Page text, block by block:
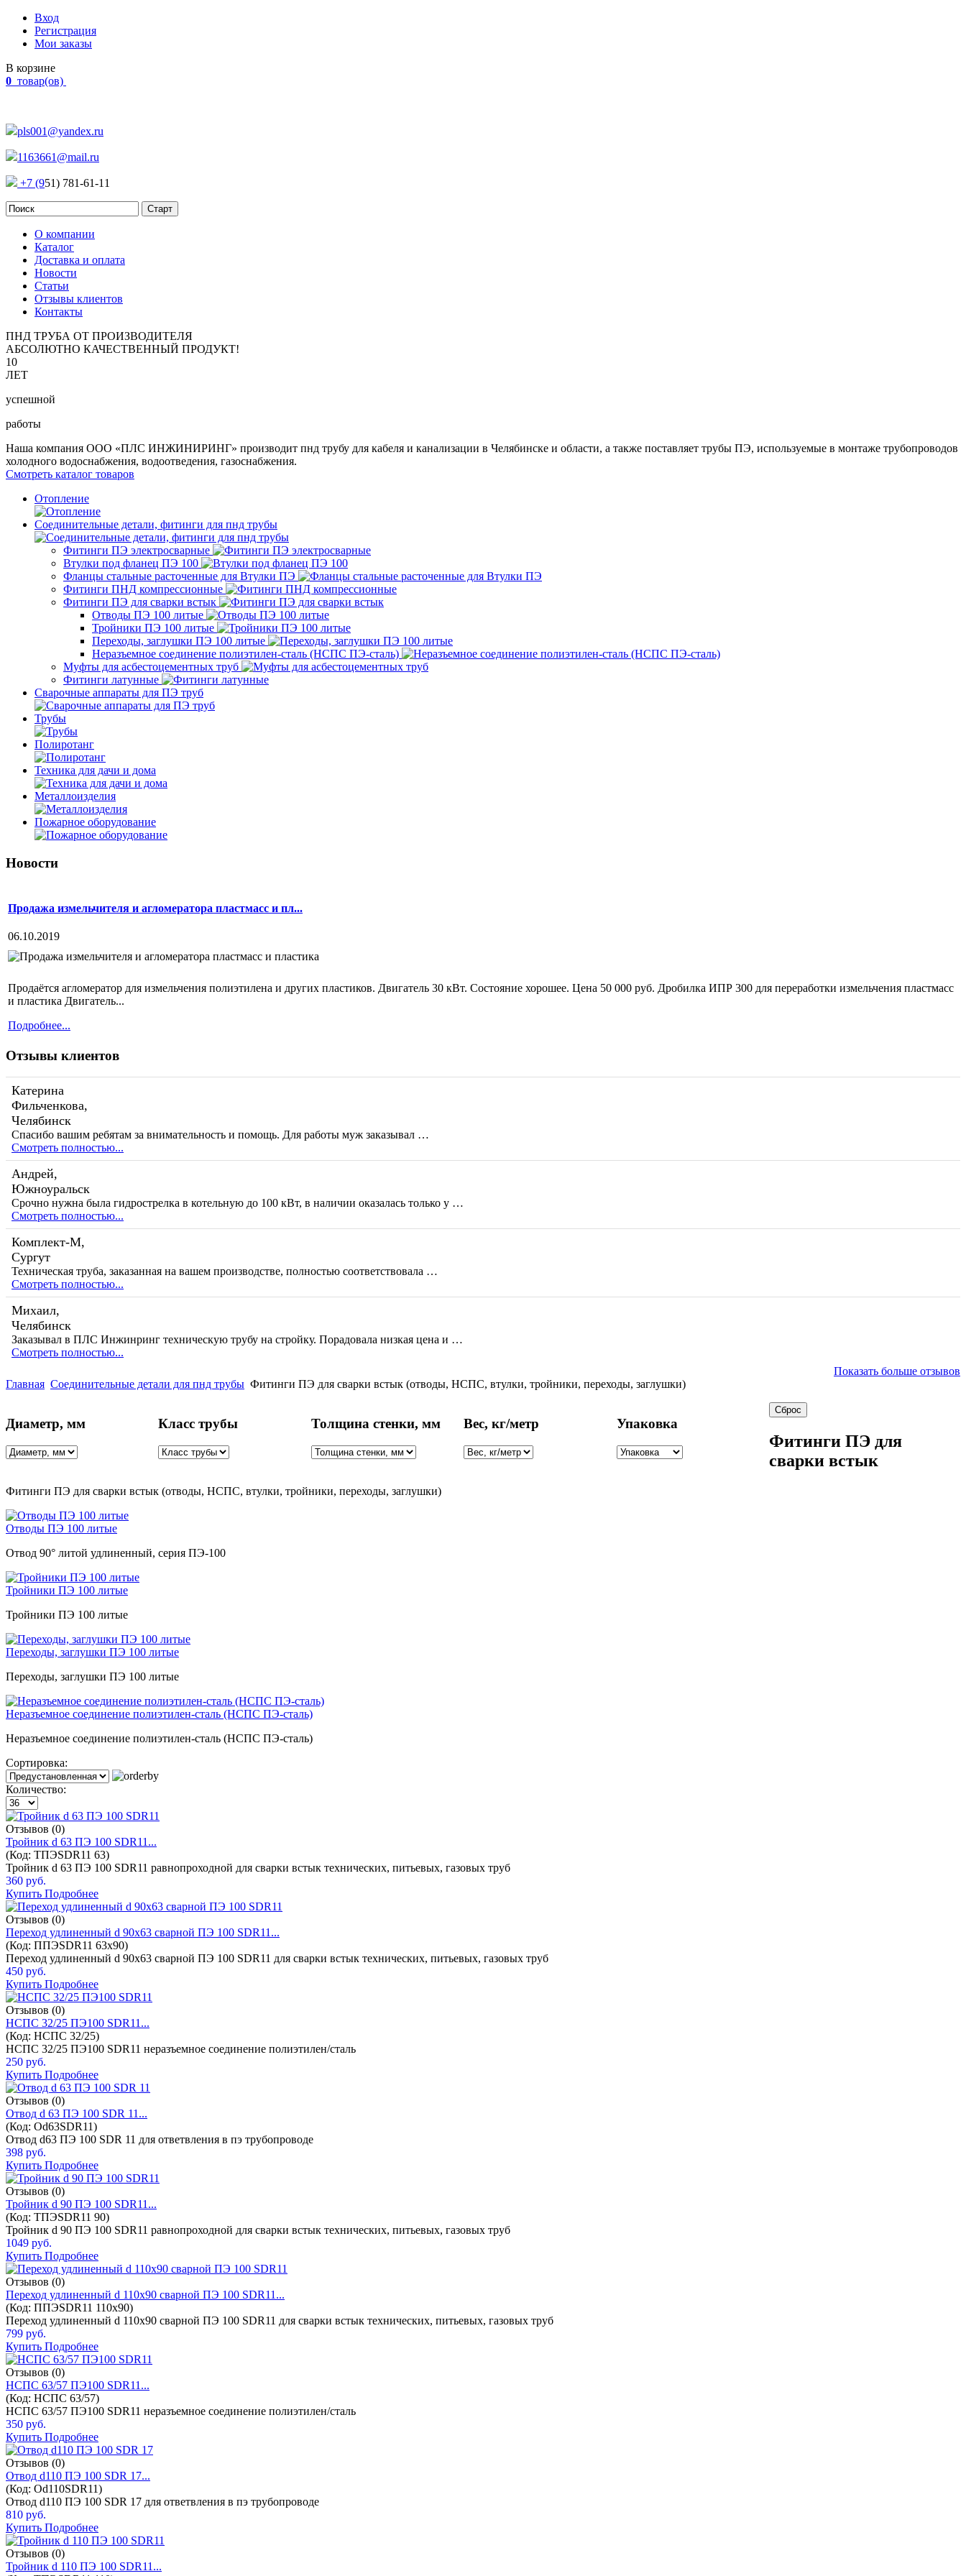
Вход
Регистрация
Мои заказы
В корзине
0 товар(ов)
pls001@yandex.ru
1163661@mail.ru
+7 (951) 781-61-11
О компании
Каталог
Доставка и оплата
Новости
Статьи
Отзывы клиентов
Контакты
ПНД ТРУБА ОТ ПРОИЗВОДИТЕЛЯ
АБСОЛЮТНО КАЧЕСТВЕННЫЙ ПРОДУКТ!
10
ЛЕТ
успешной
работы
Наша компания ООО «ПЛС ИНЖИНИРИНГ» производит пнд трубу для кабеля и канализации в Челябинске и области, а также поставляет трубы ПЭ, используемые в монтаже трубопроводов
холодного водоснабжения, водоотведения, газоснабжения.
Смотреть каталог товаров
Отопление
Соединительные детали, фитинги для пнд трубы
Фитинги ПЭ электросварные
Втулки под фланец ПЭ 100
Фланцы стальные расточенные для Втулки ПЭ
Фитинги ПНД компрессионные
Фитинги ПЭ для сварки встык
Отводы ПЭ 100 литые
Тройники ПЭ 100 литые
Переходы, заглушки ПЭ 100 литые
Неразъемное соединение полиэтилен-сталь (НСПС ПЭ-сталь)
Муфты для асбестоцементных труб
Фитинги латунные
Сварочные аппараты для ПЭ труб
Трубы
Полиротанг
Техника для дачи и дома
Металлоизделия
Пожарное оборудование
Новости
Продажа измельчителя и агломератора пластмасс и пл...
06.10.2019
Продаётся агломератор для измельчения полиэтилена и других пластиков. Двигатель 30 кВт. Состояние хорошее. Цена 50 000 руб. Дробилка ИПР 300 для переработки измельчения пластмасс
и пластика Двигатель...
Подробнее...
Отзывы клиентов
Катерина
Фильченкова,
Челябинск
Спасибо вашим ребятам за внимательность и помощь. Для работы муж заказывал …
Смотреть полностью...
Андрей,
Южноуральск
Срочно нужна была гидрострелка в котельную до 100 кВт, в наличии оказалась только у …
Смотреть полностью...
Комплект-М,
Сургут
Техническая труба, заказанная на вашем производстве, полностью соответствовала …
Смотреть полностью...
Михаил,
Челябинск
Заказывал в ПЛС Инжинринг техническую трубу на стройку. Порадовала низкая цена и …
Смотреть полностью...
Показать больше отзывов
Главная Соединительные детали для пнд трубы Фитинги ПЭ для сварки встык (отводы, НСПС, втулки, тройники, переходы, заглушки)
Диаметр, мм Класс трубы Толщина стенки, мм Вес, кг/метр Упаковка
Фитинги ПЭ для
сварки встык
Фитинги ПЭ для сварки встык (отводы, НСПС, втулки, тройники, переходы, заглушки)
Отводы ПЭ 100 литые
Отвод 90° литой удлиненный, серия ПЭ-100
Тройники ПЭ 100 литые
Тройники ПЭ 100 литые
Переходы, заглушки ПЭ 100 литые
Переходы, заглушки ПЭ 100 литые
Неразъемное соединение полиэтилен-сталь (НСПС ПЭ-сталь)
Неразъемное соединение полиэтилен-сталь (НСПС ПЭ-сталь)
Сортировка:
Количество:
Отзывов (0)
Тройник d 63 ПЭ 100 SDR11...
(Код: ТПЭSDR11 63)
Тройник d 63 ПЭ 100 SDR11 равнопроходной для сварки встык технических, питьевых, газовых труб
360 руб.
Купить Подробнее
Отзывов (0)
Переход удлиненный d 90x63 сварной ПЭ 100 SDR11...
(Код: ППЭSDR11 63х90)
Переход удлиненный d 90x63 сварной ПЭ 100 SDR11 для сварки встык технических, питьевых, газовых труб
450 руб.
Купить Подробнее
Отзывов (0)
НСПС 32/25 ПЭ100 SDR11...
(Код: НСПС 32/25)
НСПС 32/25 ПЭ100 SDR11 неразъемное соединение полиэтилен/сталь
250 руб.
Купить Подробнее
Отзывов (0)
Отвод d 63 ПЭ 100 SDR 11...
(Код: Оd63SDR11)
Отвод d63 ПЭ 100 SDR 11 для ответвления в пэ трубопроводе
398 руб.
Купить Подробнее
Отзывов (0)
Тройник d 90 ПЭ 100 SDR11...
(Код: ТПЭSDR11 90)
Тройник d 90 ПЭ 100 SDR11 равнопроходной для сварки встык технических, питьевых, газовых труб
1049 руб.
Купить Подробнее
Отзывов (0)
Переход удлиненный d 110x90 сварной ПЭ 100 SDR11...
(Код: ППЭSDR11 110х90)
Переход удлиненный d 110x90 сварной ПЭ 100 SDR11 для сварки встык технических, питьевых, газовых труб
799 руб.
Купить Подробнее
Отзывов (0)
НСПС 63/57 ПЭ100 SDR11...
(Код: НСПС 63/57)
НСПС 63/57 ПЭ100 SDR11 неразъемное соединение полиэтилен/сталь
350 руб.
Купить Подробнее
Отзывов (0)
Отвод d110 ПЭ 100 SDR 17...
(Код: Оd110SDR11)
Отвод d110 ПЭ 100 SDR 17 для ответвления в пэ трубопроводе
810 руб.
Купить Подробнее
Отзывов (0)
Тройник d 110 ПЭ 100 SDR11...